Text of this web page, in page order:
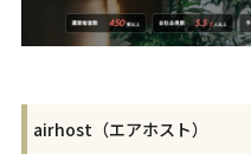
airhost（エアホスト）